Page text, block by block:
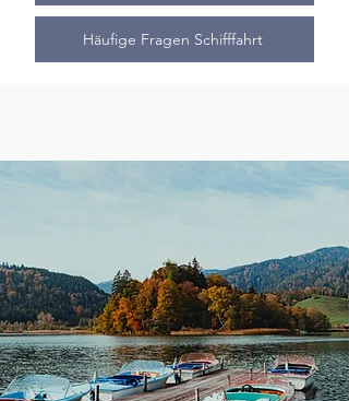
Häufige Fragen Schifffahrt